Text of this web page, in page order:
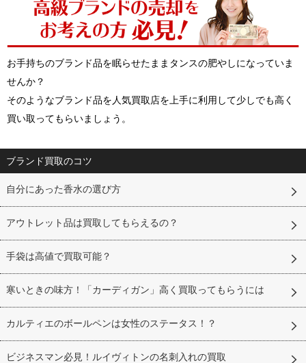
お手持ちのブランド品を眠らせたままタンスの肥やしになっていま
せんか？
そのようなブランド品を人気買取店を上手に利用して少しでも高く
買い取ってもらいましょう。
ブランド買取のコツ
自分にあった香水の選び方
アウトレット品は買取してもらえるの？
手袋は高値で買取可能？
寒いときの味方！「カーディガン」高く買取ってもらうには
カルティエのボールペンは女性のステータス！？
ビジネスマン必見！ルイヴィトンの名刺入れの買取